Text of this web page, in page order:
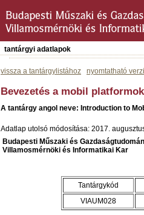
tantárgyi adatlapok
vissza a tantárgylistához nyomtatható
Bevezetés a mobil
A tantárgy angol neve: Introduction to
Adatlap utolsó módosítása: 2017.
Budapesti Műszaki és
Villamosmérnöki és Informatikai Kar
Tantárgykód
VIAUM028